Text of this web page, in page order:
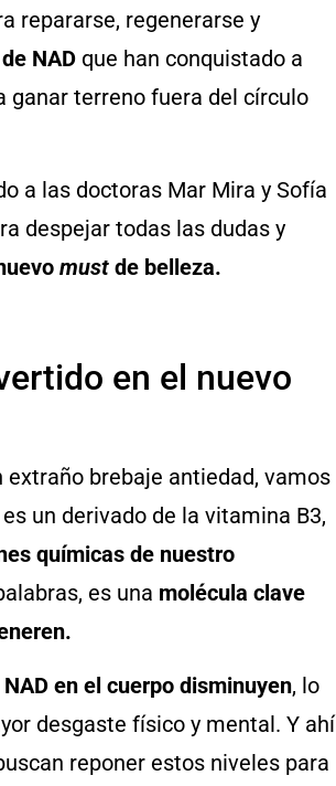
repararse, regenerarse y
NAD que han conquistado a
ganar terreno fuera del círculo
a las doctoras Mar Mira y Sofía
despejar todas las dudas y
must de belleza.
en el nuevo
brebaje antiedad, vamos
un derivado de la vitamina B3,
químicas de nuestro
es una molécula clave
en el cuerpo disminuyen, lo
desgaste físico y mental. Y ahí
reponer estos niveles para